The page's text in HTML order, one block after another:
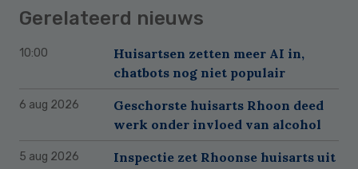
Gerelateerd nieuws
10:00
Huisartsen zetten meer AI in,
chatbots nog niet populair
6 aug 2026
Geschorste huisarts Rhoon deed
werk onder invloed van alcohol
5 aug 2026
Inspectie zet Rhoonse huisarts uit